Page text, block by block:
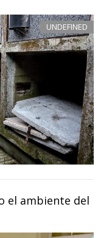
UNDEFINED
el ambiente del